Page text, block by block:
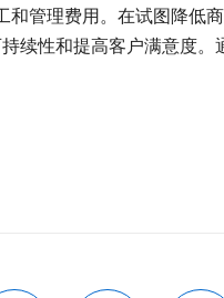
管理费用。在试图降低
续性和提高客户满意度